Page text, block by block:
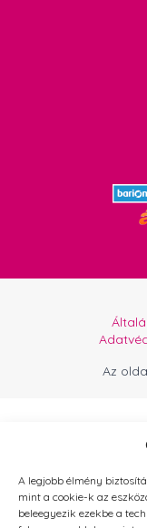
A legjobb élmény
mint a cookie-k az
beleegyezik ezekbe a
Az